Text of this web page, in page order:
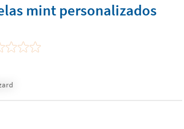
mint personalizados